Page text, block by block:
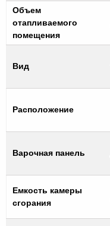
Объем
отапливаемого
помещения
Вид
Расположение
Варочная панель
Емкость камеры
сгорания